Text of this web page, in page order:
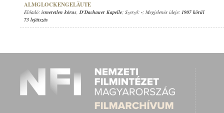
ALMGLOCKENGELÄUTE
Előadó: ismeretlen kórus,D'Dachauer Kapelle; Szerző: -; Megjelenés ideje: 1907 körül
73 lejátszás